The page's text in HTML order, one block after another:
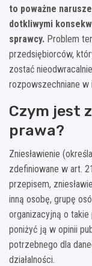
to poważne
dotkliwymi
sprawcy. Problem
przedsiębiorców,
zostać
rozpowszechniane w
Czym jest
prawa?
Zniesławienie
zdefiniowane w art.
przepisem,
inną osobę, grupę
organizacyjną o
poniżyć ją w opinii
potrzebnego dla
działalności.